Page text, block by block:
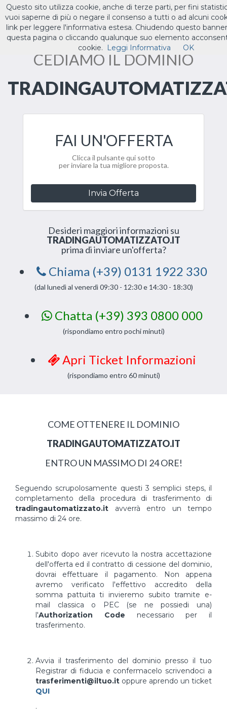
Toggle
ILTUO.IT
CEDIAMO IL DOMINIO
FAI UN'OFFERTA
Clicca il pulsante qui sotto
per inviare la tua migliore proposta.
Invia Offerta
Desideri maggiori informazioni su
TRADINGAUTOMATIZZATO.IT
prima di inviare un'offerta?
Chiama (+39) 0131 1922 330
(dal lunedì al venerdì 09:30 - 12:30 e 14:30 - 18:30)
Chatta (+39) 393 0800 000
(rispondiamo entro pochi minuti)
Apri Ticket Informazioni
(rispondiamo entro 60 minuti)
COME OTTENERE IL DOMINIO
TRADINGAUTOMATIZZATO.IT
ENTRO UN MASSIMO DI 24 ORE!
Seguendo scrupolosamente questi 3 semplici steps, il
completamento della procedura di trasferimento di
tradingautomatizzato.it avverrà entro un tempo
massimo di 24 ore.
Subito dopo aver ricevuto la nostra accettazione
dell'offerta ed il contratto di cessione del dominio,
dovrai effettuare il pagamento. Non appena
avremo verificato l'effettivo accredito della
somma pattuita ti invieremo subito tramite e-
mail classica o PEC (se ne possiedi una)
l'Authorization Code necessario per il
trasferimento.
Avvia il trasferimento del dominio presso il tuo
Registrar di fiducia e confermacelo scrivendoci a
trasferimenti@iltuo.it oppure aprendo un ticket
QUI
.
Questo sito utilizza cookie, anche di terze parti, per fini
vuoi saperne di più o negare il consenso a tutti o ad alcuni
link per leggere l'informativa estesa. Chiudendo questo
questa pagina o cliccando qualunque suo elemento
cookie.
Leggi Informativa OK